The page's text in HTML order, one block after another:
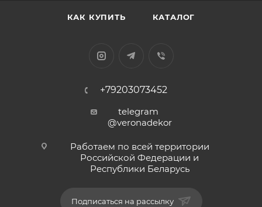
КАК КУПИТЬ КАТАЛОГ
+79203073452
telegram
@veronadekor
Работаем по всей территории
Российской Федерации и
Республики Беларусь
Подписаться на рассылку